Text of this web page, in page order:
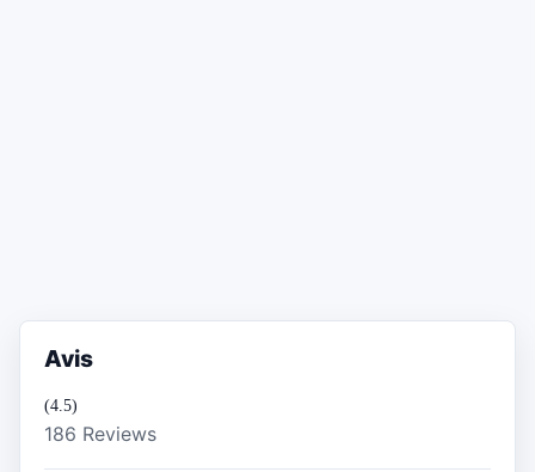
Avis
(4.5)
186 Reviews